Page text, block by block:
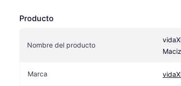
Producto
Nombre del producto
Marca